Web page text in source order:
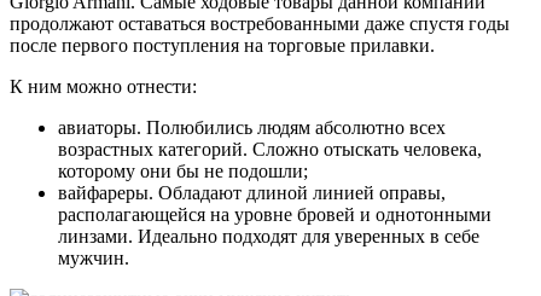
продолжают оставаться востребованными даже спустя годы
после первого поступления на торговые прилавки.
К ним можно отнести:
авиаторы. Полюбились людям абсолютно всех
возрастных категорий. Сложно отыскать человека,
которому они бы не подошли;
вайфареры. Обладают длиной линией оправы,
располагающейся на уровне бровей и однотонными
линзами. Идеально подходят для уверенных в себе
мужчин.